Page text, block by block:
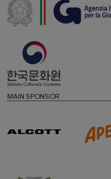
MAIN SPONSOR